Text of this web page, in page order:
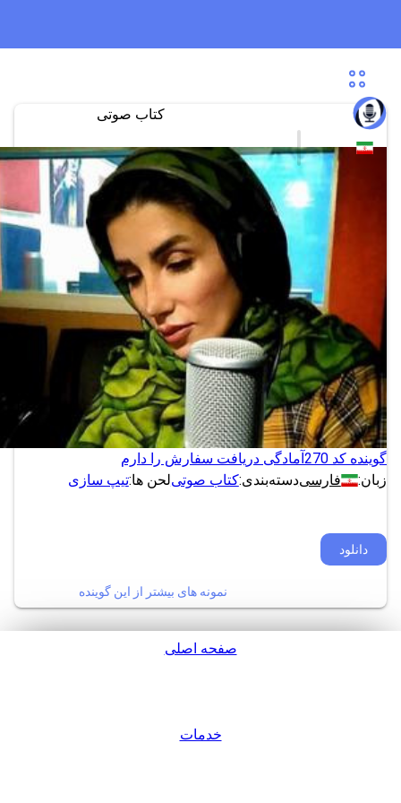
کتاب صوتی
گوینده کد 270
آمادگی دریافت سفارش را دارم
زبان:
فارسیدسته‌بندی:کتاب صوتیلحن ها:تیپ سازی
دانلود
نمونه های بیشتر از این گوینده
صفحه اصلی
خدمات